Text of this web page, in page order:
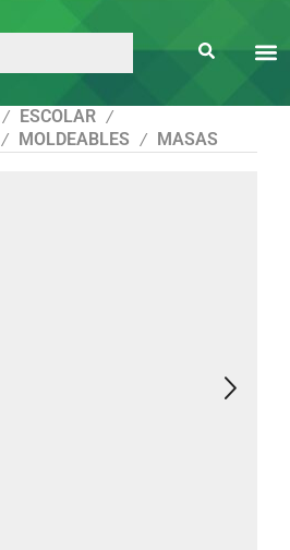
/ ESCOLAR /
/ MOLDEABLES / MASAS